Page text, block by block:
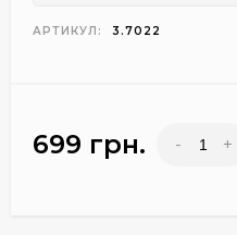
АРТИКУЛ: 3.7022
699 грн. - +